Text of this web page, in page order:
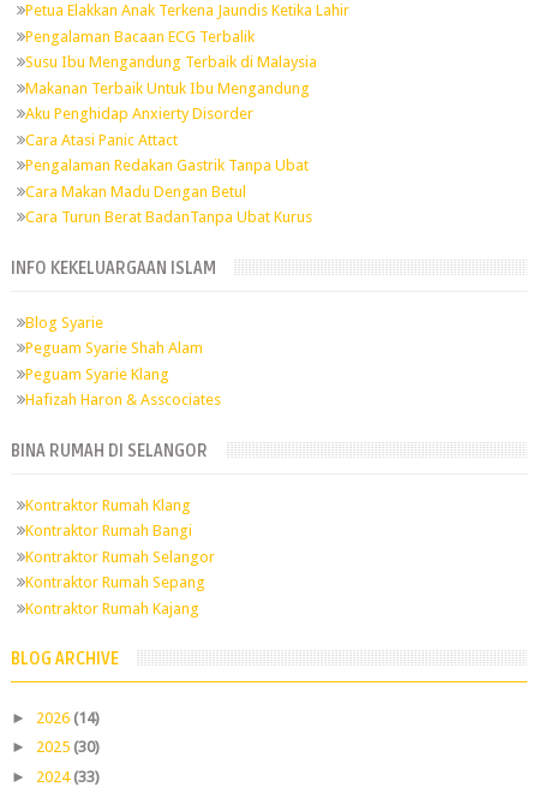
Petua Elakkan Anak Terkena Jaundis Ketika Lahir
Pengalaman Bacaan ECG Terbalik
Susu Ibu Mengandung Terbaik di Malaysia
Makanan Terbaik Untuk Ibu Mengandung
Aku Penghidap Anxierty Disorder
Cara Atasi Panic Attact
Pengalaman Redakan Gastrik Tanpa Ubat
Cara Makan Madu Dengan Betul
Cara Turun Berat BadanTanpa Ubat Kurus
INFO KEKELUARGAAN ISLAM
Blog Syarie
Peguam Syarie Shah Alam
Peguam Syarie Klang
Hafizah Haron & Asscociates
BINA RUMAH DI SELANGOR
Kontraktor Rumah Klang
Kontraktor Rumah Bangi
Kontraktor Rumah Selangor
Kontraktor Rumah Sepang
Kontraktor Rumah Kajang
BLOG ARCHIVE
► 2026 (14)
► 2025 (30)
► 2024 (33)